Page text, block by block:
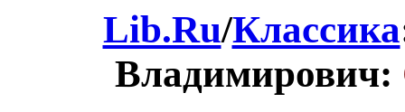
Lib.Ru/Классика
Владимирович: